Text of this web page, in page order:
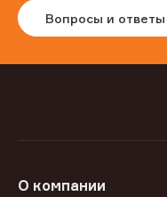
Вопросы и ответы
О компании